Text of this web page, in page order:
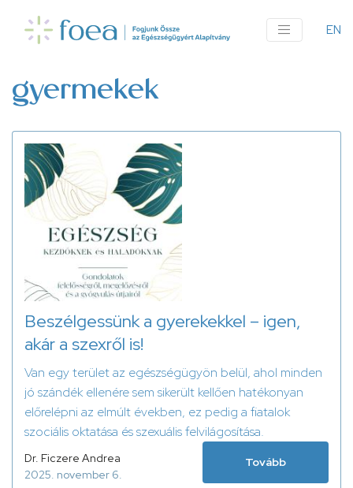
tartalomra
EN
gyermekek
Beszélgessünk a gyerekekkel – igen,
akár a szexről is!
Van egy terület az egészségügyön belül, ahol minden
jó szándék ellenére sem sikerült kellően hatékonyan
előrelépni az elmúlt években, ez pedig a fiatalok
szociális oktatása és szexuális felvilágosítása.
Dr. Ficzere Andrea
2025. november 6.
Tovább